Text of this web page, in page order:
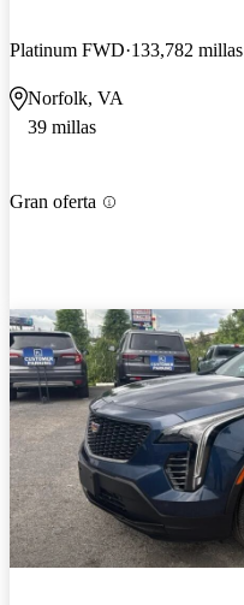
Platinum FWD 133,782 millas
Norfolk, VA
39 millas
Gran oferta